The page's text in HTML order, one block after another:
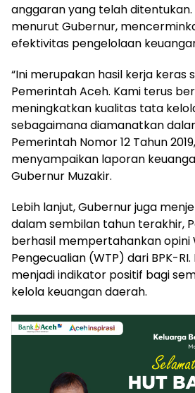
anggaran yang telah
menurut Gubernur,
efektivitas pengelolaan
“Ini merupakan hasil kerja keras
Pemerintah Aceh. Kami terus
meningkatkan kualitas tata
sebagaimana diamanatkan
Pemerintah Nomor 12 Tahun
menyampaikan laporan
Gubernur Muzakir.
Lebih lanjut, Gubernur juga
dalam sembilan tahun terakhir,
berhasil mempertahankan opini
Pengecualian (WTP) dari BPK-
menjadi indikator positif bagi
kelola keuangan daerah.